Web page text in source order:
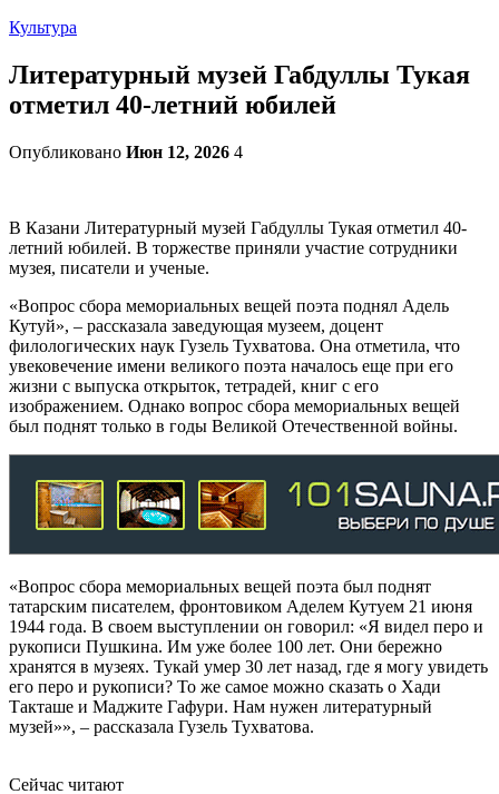
Культура
Литературный музей Габдуллы Тукая
отметил 40-летний юбилей
Опубликовано Июн 12, 2026 4
В Казани Литературный музей Габдуллы Тукая отметил 40-
летний юбилей. В торжестве приняли участие сотрудники
музея, писатели и ученые.
«Вопрос сбора мемориальных вещей поэта поднял Адель
Кутуй», – рассказала заведующая музеем, доцент
филологических наук Гузель Тухватова. Она отметила, что
увековечение имени великого поэта началось еще при его
жизни с выпуска открыток, тетрадей, книг с его
изображением. Однако вопрос сбора мемориальных вещей
был поднят только в годы Великой Отечественной войны.
«Вопрос сбора мемориальных вещей поэта был поднят
татарским писателем, фронтовиком Аделем Кутуем 21 июня
1944 года. В своем выступлении он говорил: «Я видел перо и
рукописи Пушкина. Им уже более 100 лет. Они бережно
хранятся в музеях. Тукай умер 30 лет назад, где я могу увидеть
его перо и рукописи? То же самое можно сказать о Хади
Такташе и Маджите Гафури. Нам нужен литературный
музей»», – рассказала Гузель Тухватова.
Сейчас читают